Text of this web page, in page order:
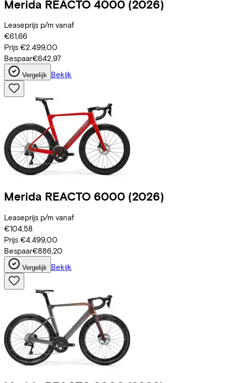
Merida REACTO 4000 (2026)
Leaseprijs p/m vanaf
€61,66
Prijs €2.499,00
Bespaar€642,97
Vergelijk Bekijk
Merida REACTO 6000 (2026)
Leaseprijs p/m vanaf
€104,58
Prijs €4.499,00
Bespaar€886,20
Vergelijk Bekijk